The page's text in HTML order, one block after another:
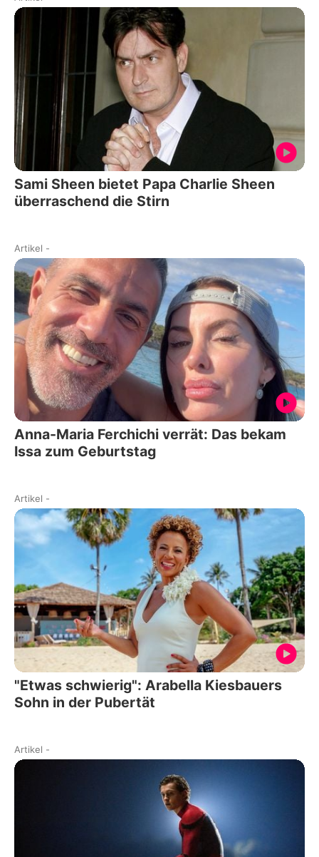
Sami Sheen bietet Papa Charlie Sheen
überraschend die Stirn
Artikel -
Anna-Maria Ferchichi verrät: Das bekam
Issa zum Geburtstag
Artikel -
"Etwas schwierig": Arabella Kiesbauers
Sohn in der Pubertät
Artikel -